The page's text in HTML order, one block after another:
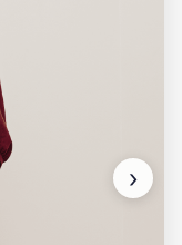
›